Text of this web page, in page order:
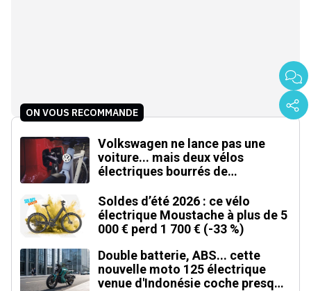
ON VOUS RECOMMANDE
Volkswagen ne lance pas une
voiture... mais deux vélos
électriques bourrés de
Soldes d’été 2026 : ce vélo
électrique Moustache à plus de 5
000 € perd 1 700 € (-33 %)
Double batterie, ABS... cette
nouvelle moto 125 électrique
venue d'Indonésie coche presque